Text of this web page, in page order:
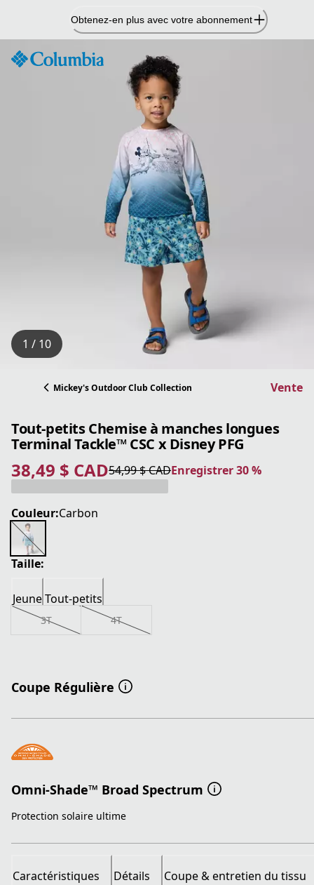
contenu
Obtenez-en plus avec votre abonnement
1 / 10
Mickey's Outdoor Club Collection Vente
Tout-petits Chemise à manches longues
Terminal Tackle™ CSC x Disney PFG
38,49 $ CAD
prix actuel 38,49 $ CAD54,99 $ CAD
prix original 54,99 $ CAD Enregistrer 30 %
Enregistrer 30 %
Couleur:Carbon
Taille:
JeuneTout-petits
3T 4T
Coupe Régulière
Omni-Shade™ Broad Spectrum
Protection solaire ultime
Caractéristiques Détails Coupe & entretien du tissu